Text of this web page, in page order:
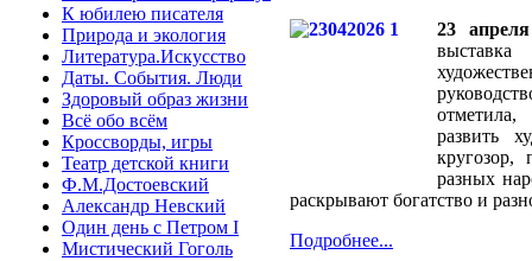
К юбилею писателя
Природа и экология
Литература.Искусство
Даты. События. Люди
Здоровый образ жизни
Всё обо всём
Кроссворды, игры
Театр детской книги
Ф.М.Достоевский
Александр Невский
Один день с Петром I
Мистический Гоголь
23
развить
кругозор,
разных
раскрывают богатство и
Подробнее...